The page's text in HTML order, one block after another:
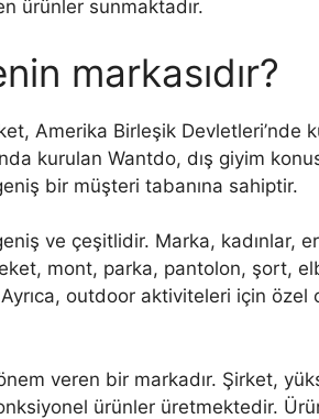
ürünler sunmaktadır.
markasıdır?
Amerika Birleşik Devletleri’nde
kurulan Wantdo, dış giyim
bir müşteri tabanına sahiptir.
ve çeşitlidir. Marka, kadınlar,
mont, parka, pantolon, şort,
outdoor aktiviteleri için özel
veren bir markadır. Şirket,
ürünler üretmektedir.